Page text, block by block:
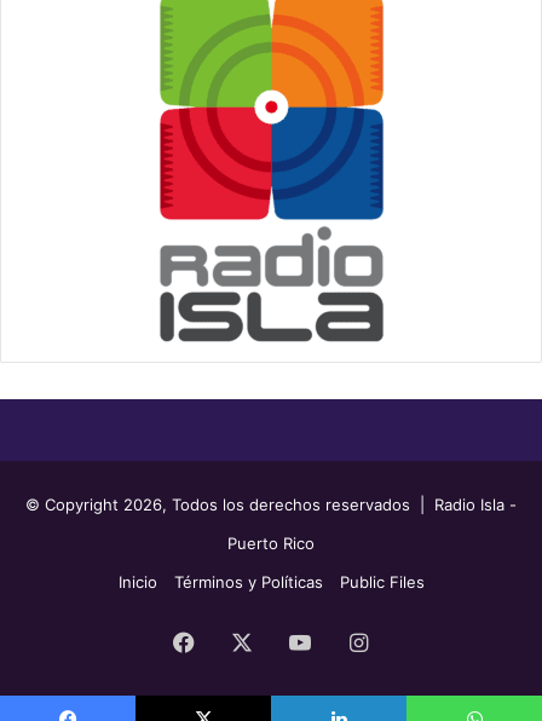
© Copyright 2026, Todos los derechos reservados | Radio Isla -
Puerto Rico
Inicio
Términos y Políticas Public Files
Facebook YouTubeInstagram